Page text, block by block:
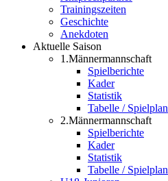
Trainingszeiten
Geschichte
Anekdoten
Aktuelle Saison
1.Männermannschaft
Spielberichte
Kader
Statistik
Tabelle / Spielplan
2.Männermannschaft
Spielberichte
Kader
Statistik
Tabelle / Spielplan